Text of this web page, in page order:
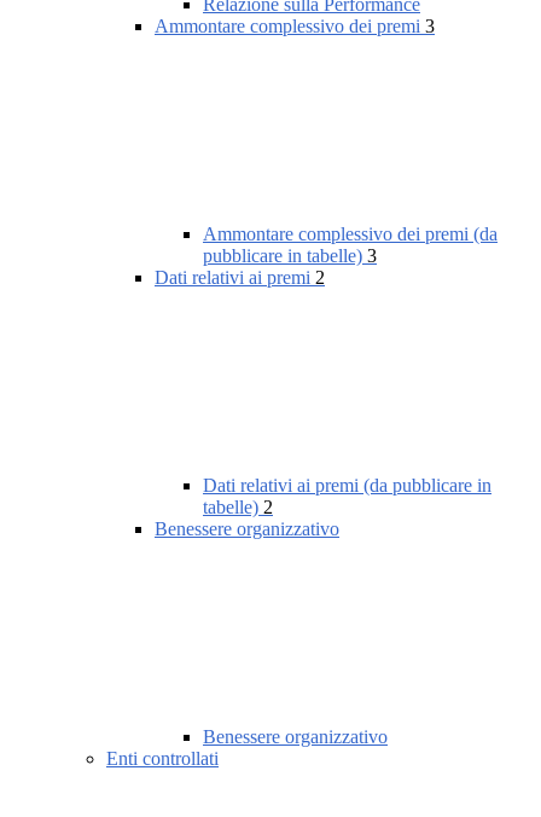
Relazione sulla Performance
Ammontare complessivo dei premi 3
Ammontare complessivo dei premi (da
pubblicare in tabelle) 3
Dati relativi ai premi 2
Dati relativi ai premi (da pubblicare in
tabelle) 2
Benessere organizzativo
Benessere organizzativo
Enti controllati